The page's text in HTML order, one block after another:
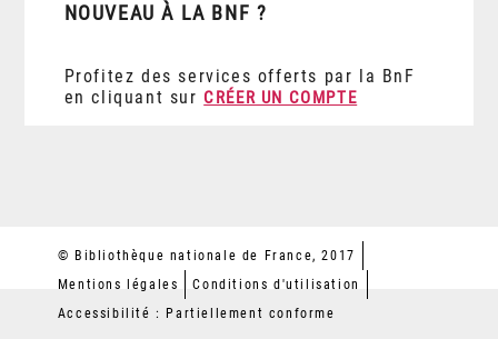
NOUVEAU À LA BNF ?
Profitez des services offerts par la BnF
en cliquant sur CRÉER UN COMPTE
© Bibliothèque nationale de France, 2017
Mentions légales
Conditions d'utilisation
Accessibilité : Partiellement conforme